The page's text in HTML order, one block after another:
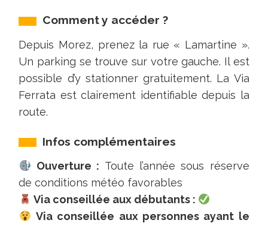
Comment y accéder ?
Depuis Morez, prenez la rue « Lamartine ».
Un parking se trouve sur votre gauche. Il est
possible d’y stationner gratuitement. La Via
Ferrata est clairement identifiable depuis la
route.
Infos complémentaires
Ouverture : Toute l’année sous réserve
de conditions météo favorables
Via conseillée aux débutants :
Via conseillée aux personnes ayant le